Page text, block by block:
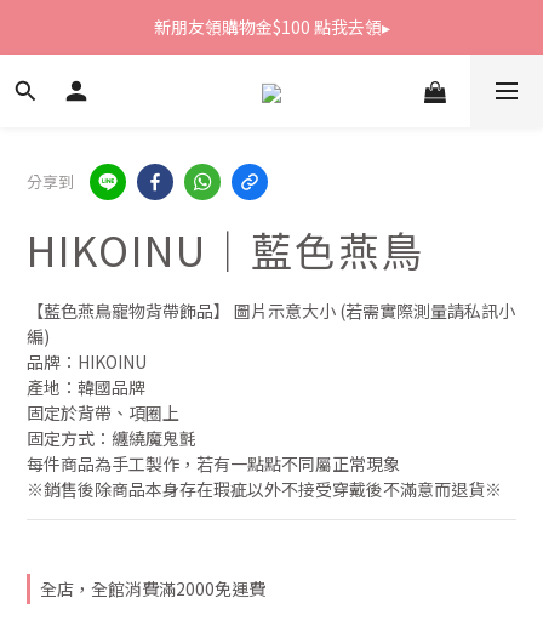
新朋友領購物金$100 點我去領▸
新朋友領購物金$100 點我去領▸
全館滿1800免運
分享到
HIKOINU｜藍色燕鳥
【藍色燕鳥寵物背帶飾品】 圖片示意大小 (若需實際測量請私訊小
編)
品牌：HIKOINU
產地：韓國品牌
固定於背帶、項圈上
固定方式：纏繞魔鬼氈
每件商品為手工製作，若有一點點不同屬正常現象
※銷售後除商品本身存在瑕疵以外不接受穿戴後不滿意而退貨※
全店，全館消費滿2000免運費